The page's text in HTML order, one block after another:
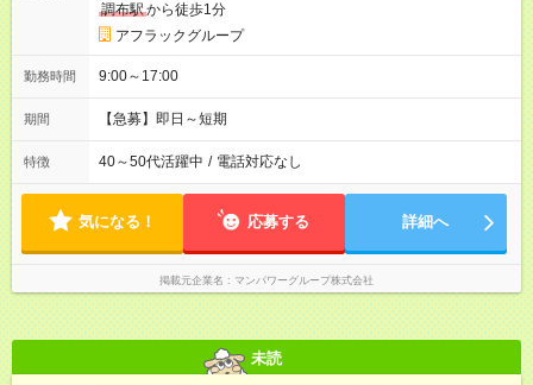
調布駅から徒歩1分
アフラックグループ
勤務時間 9:00～17:00
期間 【急募】即日～短期
特徴 40～50代活躍中 / 電話対応なし
気になる！ 応募する 詳細へ
掲載元企業名 マンパワーグループ株式会社
未読